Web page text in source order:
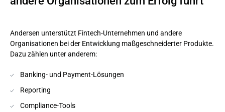
Andersen unterstützt Fintech-Unternehmen und andere
Organisationen bei der Entwicklung maßgeschneiderter Produkte.
Dazu zählen unter anderem:
Banking- und Payment-Lösungen
Reporting
Compliance-Tools